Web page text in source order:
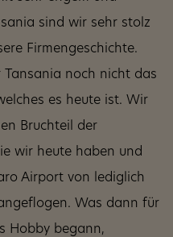
sind wir sehr stolz
Firmengeschichte.
noch nicht das
es heute ist. Wir
Bruchteil der
wir heute haben und
Airport von lediglich
Was dann für
Hobby begann,